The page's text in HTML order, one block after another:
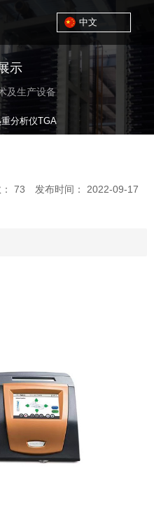
中文
示
及生产设备
分析仪TGA
73 发布时间： 2022-09-17